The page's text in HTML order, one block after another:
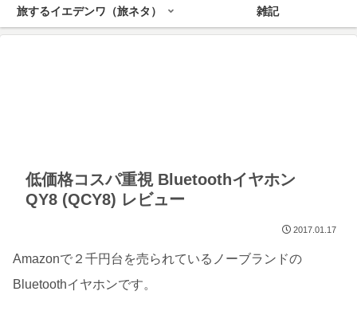
旅するイエデンワ（旅ネタ） 雑記
低価格コスパ重視 Bluetoothイヤホン
QY8 (QCY8) レビュー
2017.01.17
Amazonで２千円台を売られているノーブランドの
Bluetoothイヤホンです。